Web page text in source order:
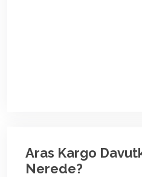
Aras Kargo
Nerede?